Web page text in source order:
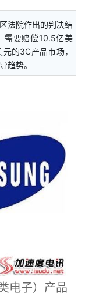
法院作出的判决结
需要赔偿10.5亿美
的3C产品市场，
趋势。
子）产品